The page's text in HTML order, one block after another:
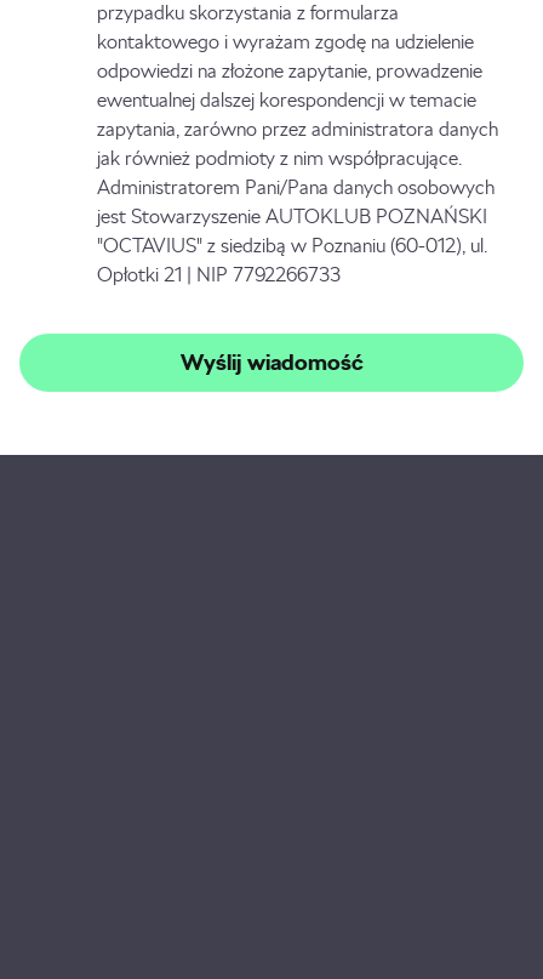
przypadku skorzystania z formularza
kontaktowego i wyrażam zgodę na udzielenie
odpowiedzi na złożone zapytanie, prowadzenie
ewentualnej dalszej korespondencji w temacie
zapytania, zarówno przez administratora danych
jak również podmioty z nim współpracujące.
Administratorem Pani/Pana danych osobowych
jest Stowarzyszenie AUTOKLUB POZNAŃSKI
"OCTAVIUS" z siedzibą w Poznaniu (60-012), ul.
Opłotki 21 | NIP 7792266733